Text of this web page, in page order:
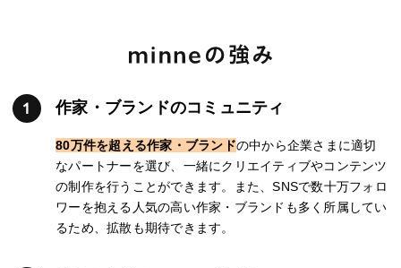
作家・ブランドのコミュニティ
80万件を超える作家・ブランドの中から企業さまに適切
なパートナーを選び、一緒にクリエイティブやコンテンツ
の制作を行うことができます。また、SNSで数十万フォロ
ワーを抱える人気の高い作家・ブランドも多く所属してい
るため、拡散も期待できます。